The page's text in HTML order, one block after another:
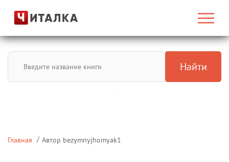
Найти
Главная Автор bezymnyjhomyak1